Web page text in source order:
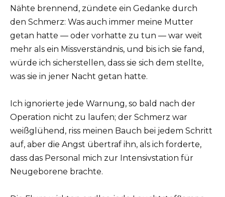
Nähte brennend, zündete ein Gedanke durch
den Schmerz: Was auch immer meine Mutter
getan hatte — oder vorhatte zu tun — war weit
mehr als ein Missverständnis, und bis ich sie fand,
würde ich sicherstellen, dass sie sich dem stellte,
was sie in jener Nacht getan hatte.
Ich ignorierte jede Warnung, so bald nach der
Operation nicht zu laufen; der Schmerz war
weißglühend, riss meinen Bauch bei jedem Schritt
auf, aber die Angst übertraf ihn, als ich forderte,
dass das Personal mich zur Intensivstation für
Neugeborene brachte.